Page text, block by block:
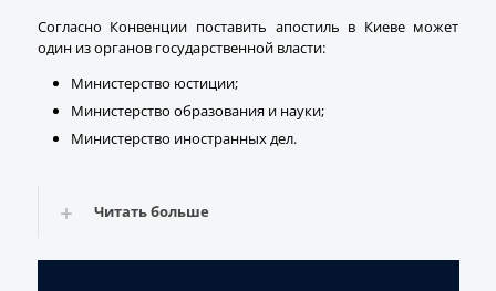
Согласно Конвенции поставить апостиль в Киеве может
один из органов государственной власти:
Министерство юстиции;
Министерство образования и науки;
Министерство иностранных дел.
Читать больше